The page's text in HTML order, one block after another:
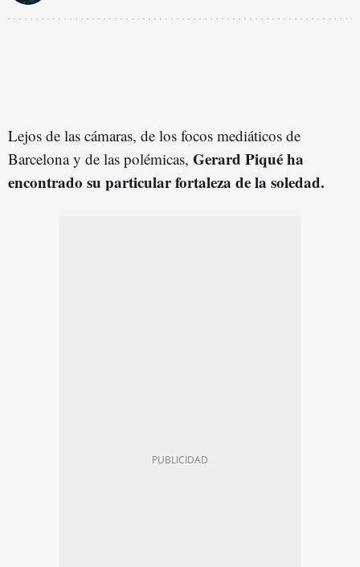
Lejos de las cámaras, de los focos mediáticos de
Barcelona y de las polémicas, Gerard Piqué ha
encontrado su particular fortaleza de la soledad.